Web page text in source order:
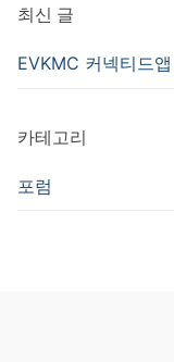
최신 글
EVKMC 커넥티드
카테고리
포럼